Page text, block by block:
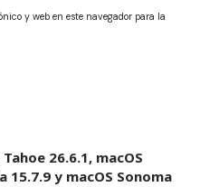
y web en este navegador para la
Tahoe 26.6.1, macOS
15.7.9 y macOS Sonoma